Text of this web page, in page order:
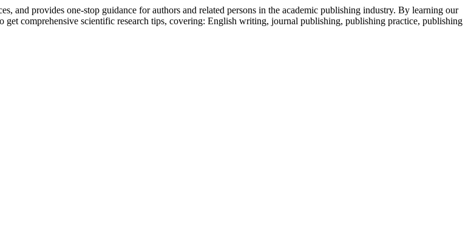
and provides one-stop guidance for authors and related persons in the academic publishing industry. By learning our
get comprehensive scientific research tips, covering: English writing, journal publishing, publishing practice, publishing